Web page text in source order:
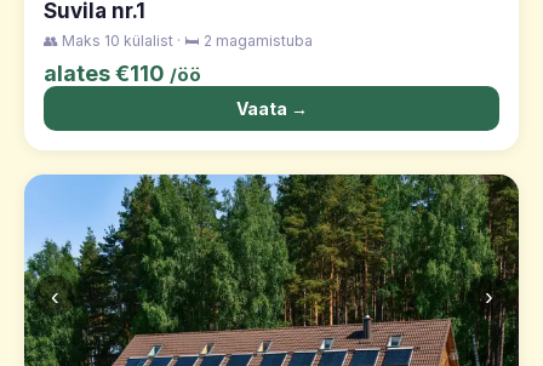
Suvila nr.1
👥 Maks 10 külalist · 🛏️ 2 magamistuba
alates €110 /öö
Vaata →
‹ ›